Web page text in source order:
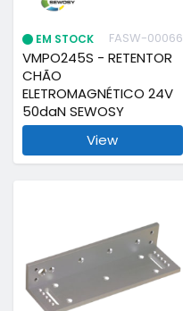
EM STOCK FASW-00066
VMPO245S - RETENTOR
CHÃO
ELETROMAGNÉTICO 24V
50daN SEWOSY
View